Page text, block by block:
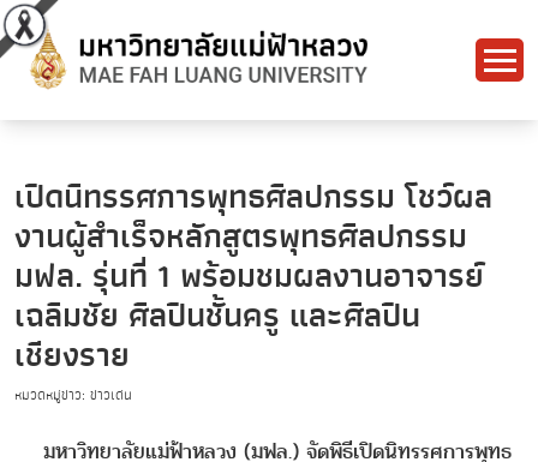
เปิดนิทรรศการพุทธศิลปกรรม โชว์ผล
งานผู้สำเร็จหลักสูตรพุทธศิลปกรรม
มฟล. รุ่นที่ 1 พร้อมชมผลงานอาจารย์
เฉลิมชัย ศิลปินชั้นครู และศิลปิน
เชียงราย
หมวดหมู่ข่าว: ข่าวเด่น
มหาวิทยาลัยแม่ฟ้าหลวง (มฟล.) จัดพิธีเปิดนิทรรศการพุทธ